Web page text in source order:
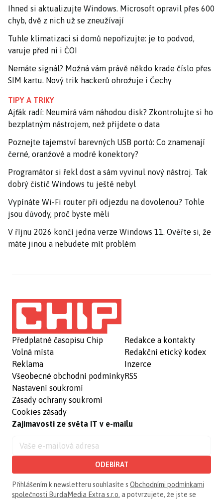
Ihned si aktualizujte Windows. Microsoft opravil přes 600
chyb, dvě z nich už se zneužívají
Tuhle klimatizaci si domů nepořizujte: je to podvod,
varuje před ní i ČOI
Nemáte signál? Možná vám právě někdo krade číslo přes
SIM kartu. Nový trik hackerů ohrožuje i Čechy
TIPY A TRIKY
Ajťák radí: Neumírá vám náhodou disk? Zkontrolujte si ho
bezplatným nástrojem, než přijdete o data
Poznejte tajemství barevných USB portů: Co znamenají
černé, oranžové a modré konektory?
Programátor si řekl dost a sám vyvinul nový nástroj. Tak
dobrý čistič Windows tu ještě nebyl
Vypínáte Wi-Fi router při odjezdu na dovolenou? Tohle
jsou důvody, proč byste měli
V říjnu 2026 končí jedna verze Windows 11. Ověřte si, že
máte jinou a nebudete mít problém
Předplatné časopisu Chip
Volná místa
Reklama
Všeobecné obchodní podmínky
Nastavení soukromí
Zásady ochrany soukromí
Cookies zásady
Redakce a kontakty
Redakční etický kodex
Inzerce
RSS
Zajímavosti ze světa IT v e-mailu
ODEBÍRAT
Přihlášením k newsletteru souhlasíte s Obchodními podmínkami
společnosti BurdaMedia Extra s.r.o. a potvrzujete, že jste se